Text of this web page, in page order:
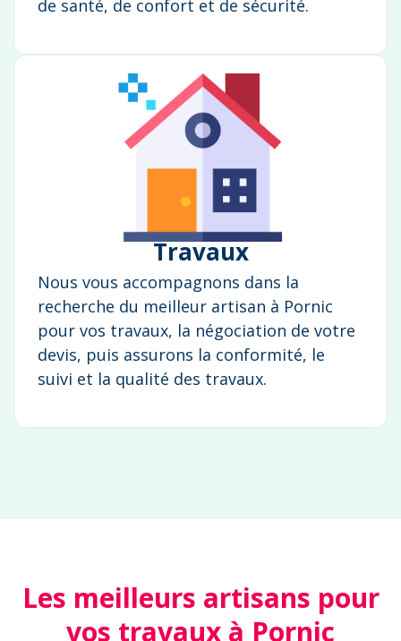
de santé, de confort et de sécurité.
Travaux
Nous vous accompagnons dans la
recherche du meilleur artisan à Pornic
pour vos travaux, la négociation de votre
devis, puis assurons la conformité, le
suivi et la qualité des travaux.
Les meilleurs artisans pour
vos travaux à Pornic